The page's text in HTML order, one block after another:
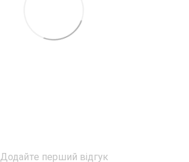
Додайте перший відгук